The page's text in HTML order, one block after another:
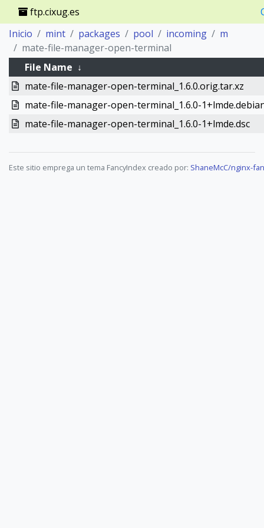
ftp.cixug.es
Inicio
mint packages pool incoming
m
mate-file-manager-open-terminal
File Name ↓
mate-file-manager-open-terminal_1.6.0.orig.tar.xz
mate-file-manager-open-terminal_1.6.0-
mate-file-manager-open-terminal_1.6.0-1+lmde.dsc
Este sitio emprega un tema FancyIndex creado por: ShaneMcC/nginx-